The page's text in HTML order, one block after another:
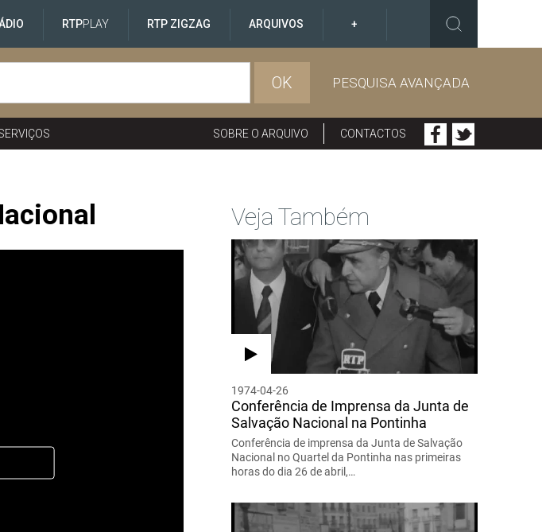
RTPPLAY RTP ZIGZAG ARQUIVOS +
OK PESQUISA AVANÇADA
SOBRE O ARQUIVO CONTACTOS
Veja Também
1974-04-26
Conferência de Imprensa da Junta de
Salvação Nacional na Pontinha
Conferência de imprensa da Junta de Salvação
Nacional no Quartel da Pontinha nas primeiras
horas do dia 26 de abril,…